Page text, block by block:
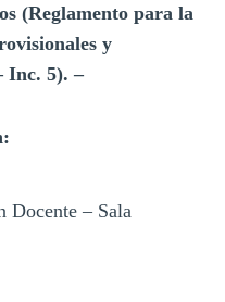
(Reglamento para la
y
Inc. 5). –
Docente – Sala